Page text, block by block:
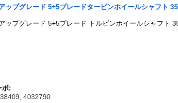
ップグレード 5+5ブレードタービンホイールシャフト
ップグレード 5+5ブレード トルビンホイールシャフ
ボ:
4032790